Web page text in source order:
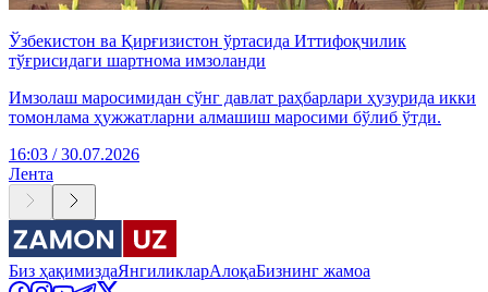
Ўзбекистон ва Қирғизистон ўртасида Иттифоқчилик
тўғрисидаги шартнома имзоланди
Имзолаш маросимидан сўнг давлат раҳбарлари ҳузурида икки
томонлама ҳужжатларни алмашиш маросими бўлиб ўтди.
16:03 / 30.07.2026
Лента
Биз ҳақимиздаЯнгиликларАлоқаБизнинг жамоа